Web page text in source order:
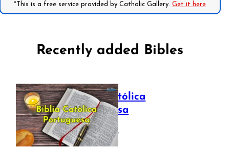
*This is a free service provided by Catholic Gallery.Get it here
Recently added Bibles
Bíblia Católica
Portuguesa
July 16, 2025